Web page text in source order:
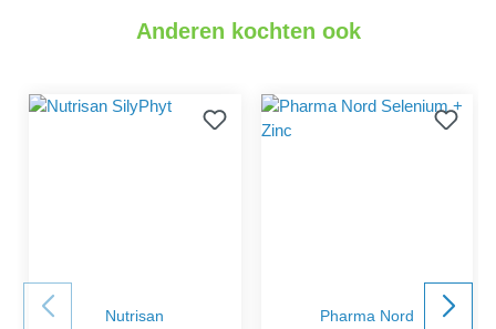
Anderen kochten ook
Nutrisan Pharma Nord